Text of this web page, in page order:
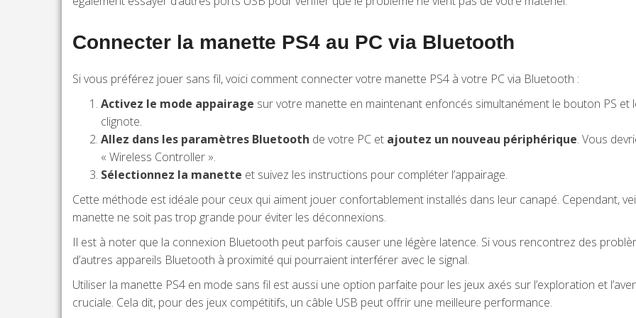
Connecter la manette PS4 au PC via Bluetooth
Si vous préférez jouer sans fil, voici comment connecter votre manette PS4 à votre PC via Bluetooth :
Activez le mode appairage sur votre manette en maintenant enfoncés simultanément le bouton PS et
clignote.
Allez dans les paramètres Bluetooth de votre PC et ajoutez un nouveau périphérique. Vous
« Wireless Controller ».
Sélectionnez la manette et suivez les instructions pour compléter l’appairage.
Cette méthode est idéale pour ceux qui aiment jouer confortablement installés dans leur canapé. Cependant,
manette ne soit pas trop grande pour éviter les déconnexions.
Il est à noter que la connexion Bluetooth peut parfois causer une légère latence. Si vous rencontrez des
d’autres appareils Bluetooth à proximité qui pourraient interférer avec le signal.
Utiliser la manette PS4 en mode sans fil est aussi une option parfaite pour les jeux axés sur l’exploration et
cruciale. Cela dit, pour des jeux compétitifs, un câble USB peut offrir une meilleure performance.